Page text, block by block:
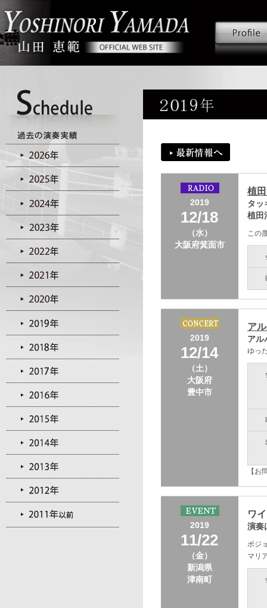
2019
12/18
（水）
大阪府箕面市
植
タッ
植田
この
2019
12/14
（土）
大阪府
豊中市
ア
アル
ゆっ
【お
2019
11/22
（金）
新潟県
津南町
ワ
演奏
ボジ
マリ